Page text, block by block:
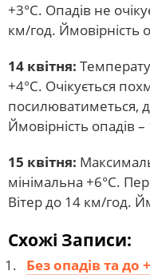
+3°С. Опадів не
км/год. Ймовірність
14 квітня:
+4°С. Очікується
посилюватиметься,
Ймовірність опадів –
15 квітня:
мінімальна +6°С.
Вітер до 14 км/год.
Схожі Записи:
Без опадів та до